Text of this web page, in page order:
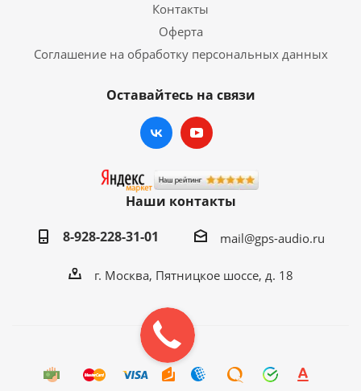
Контакты
Оферта
Соглашение на обработку персональных данных
Оставайтесь на связи
Наши контакты
8-928-228-31-01
mail@gps-audio.ru
г. Москва, Пятницкое шоссе, д. 18